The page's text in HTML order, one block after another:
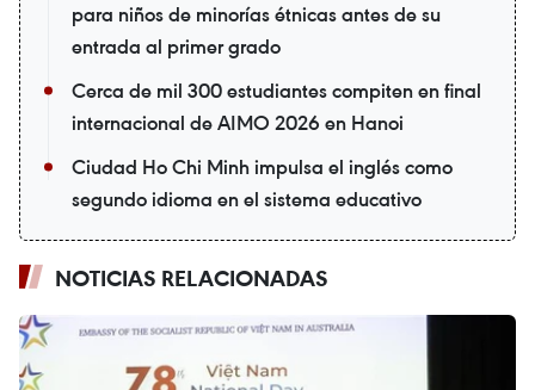
para niños de minorías étnicas antes de su
entrada al primer grado
Cerca de mil 300 estudiantes compiten en final
internacional de AIMO 2026 en Hanoi
Ciudad Ho Chi Minh impulsa el inglés como
segundo idioma en el sistema educativo
NOTICIAS RELACIONADAS